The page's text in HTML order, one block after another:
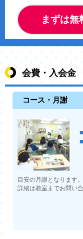
まずは無
会費・入会金
コース・月謝
目安の月謝となります
詳細は教室までお問い